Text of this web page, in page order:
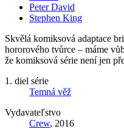
Peter David
Stephen King
Skvělá komiksová adaptace
hororového tvůrce – máme
že komiksová série není jen
1. diel série
Temná věž
Vydavateľstvo
Crew, 2016